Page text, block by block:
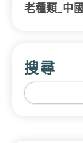
老種類_中
搜尋